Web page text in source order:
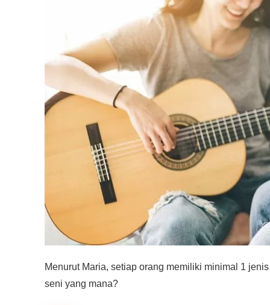
Menurut Maria, setiap orang memiliki minimal 1
seni yang mana?